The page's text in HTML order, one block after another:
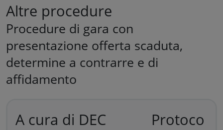
Altre procedure
Procedure di gara con
presentazione offerta scaduta,
determine a contrarre e di
affidamento
A cura di DEC
Protoco